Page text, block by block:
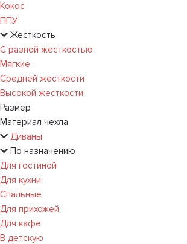
Кокос
ППУ
Жесткость
С разной жесткостью
Мягкие
Средней жесткости
Высокой жесткости
Размер
Материал чехла
Диваны
По назначению
Для гостиной
Для кухни
Спальные
Для прихожей
Для кафе
В детскую